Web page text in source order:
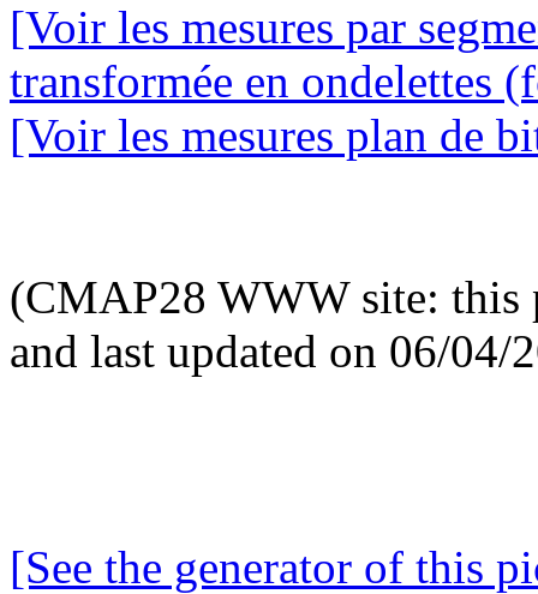
[Voir les mesures par
transformée en ondelettes
[Voir les mesures plan de
(CMAP28 WWW site: this
and last updated on 06/04/
[See the generator of this